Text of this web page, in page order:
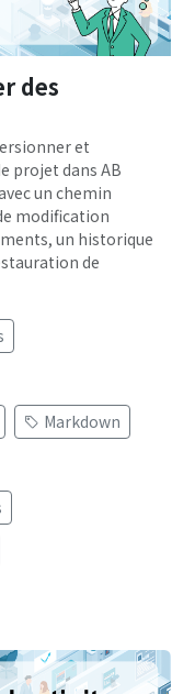
des
et
projet dans AB
un chemin
modification
un historique
de
Markdown